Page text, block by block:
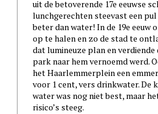
uit de betoverende 17e eeuwse
lunchgerechten steevast een
beter dan water! In de 19e eeuw
op te halen en zo de stad te
dat lumineuze plan en verdiende
park naar hem vernoemd werd.
het Haarlemmerplein een
voor 1 cent, vers drinkwater. De
water was nog niet best, maar
risico’s steeg.